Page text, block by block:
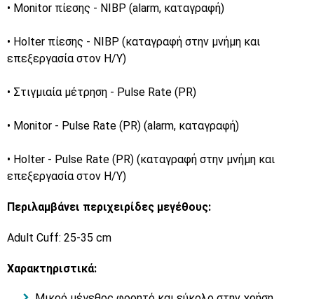
• Monitor πίεσης - NIBP (alarm, καταγραφή)
• Holter πίεσης - NIBP (καταγραφή στην μνήμη και
επεξεργασία στον Η/Υ)
• Στιγμιαία μέτρηση - Pulse Rate (PR)
• Monitor - Pulse Rate (PR) (alarm, καταγραφή)
• Holter - Pulse Rate (PR) (καταγραφή στην μνήμη και
επεξεργασία στον Η/Υ)
Περιλαμβάνει περιχειρίδες μεγέθους:
Adult Cuff: 25-35 cm
Χαρακτηριστικά: